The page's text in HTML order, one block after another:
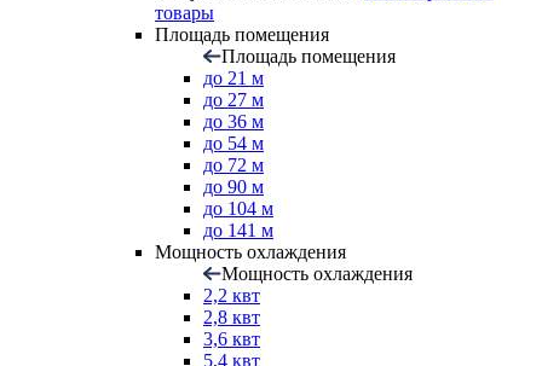
товары
Площадь помещения
Площадь помещения
до 21 м
до 27 м
до 36 м
до 54 м
до 72 м
до 90 м
до 104 м
до 141 м
Мощность охлаждения
Мощность охлаждения
2,2 квт
2,8 квт
3,6 квт
5,4 квт